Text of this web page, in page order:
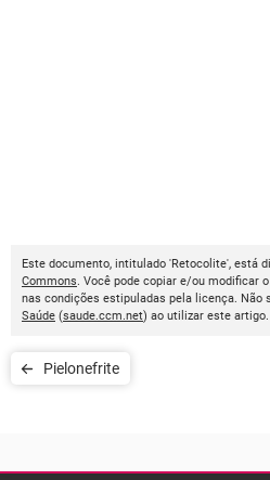
Este documento, intitulado 'Retocolite', está
Commons. Você pode copiar e/ou modificar
nas condições estipuladas pela licença. Não
Saúde (saude.ccm.net) ao utilizar este artigo.
Pielonefrite